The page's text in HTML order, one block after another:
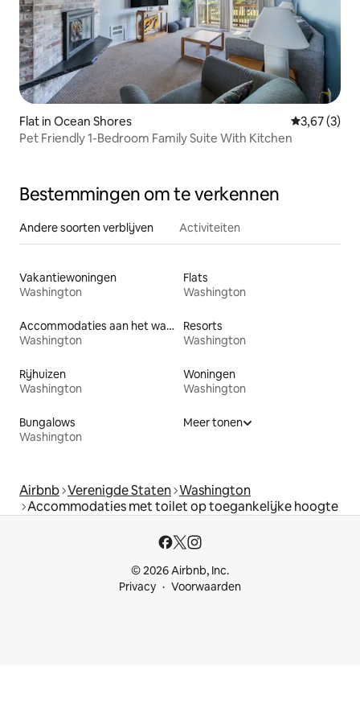
Flat in Ocean Shores
3,67 (3)
Pet Friendly 1-Bedroom Family Suite With Kitchen
Bestemmingen om te verkennen
Andere soorten verblijven Activiteiten
Vakantiewoningen
Washington
Flats
Washington
Accommodaties aan het water
Washington
Resorts
Washington
Rijhuizen
Washington
Woningen
Washington
Bungalows
Washington
Meer tonen
Airbnb Verenigde Staten Washington
Accommodaties met toilet op toegankelijke hoogte
© 2026 Airbnb, Inc.
Privacy
Voorwaarden